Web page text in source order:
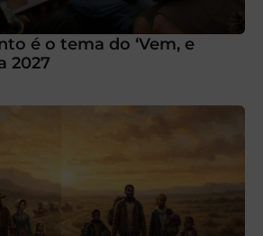
é o tema do ‘Vem, e
2027